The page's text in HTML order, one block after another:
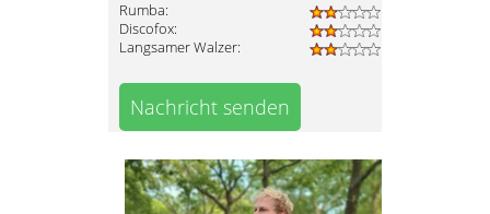
Rumba:
Discofox:
Langsamer Walzer:
Nachricht senden